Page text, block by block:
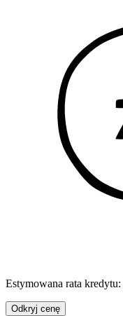
Estymowana rata kredytu:
Odkryj cenę